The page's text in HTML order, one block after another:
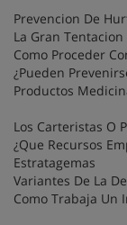
Prevencion De
La Gran
Como Proceder
¿Pueden
Productos
Los Carteristas O
¿Que Recursos
Estratagemas
Variantes De La
Como Trabaja Un